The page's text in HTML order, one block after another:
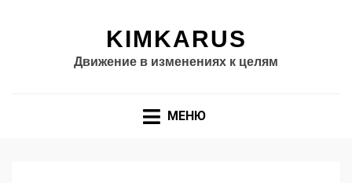
KIMKARUS
Движение в изменениях к целям
МЕНЮ